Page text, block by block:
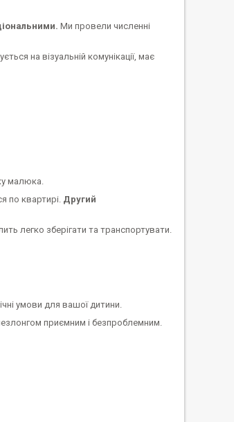
Ми провели численні
на візуальній комунікації, має
малюка.
по квартирі. Другий
легко зберігати та транспортувати.
умови для вашої дитини.
приємним і безпроблемним.